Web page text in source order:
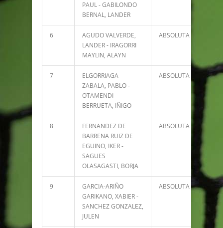
PAUL - GABILONDO
BERNAL, LANDER
6
AGUDO VALVERDE,
LANDER - IRAGORRI
MAYLIN, ALAYN
ABSOLUTA
7
ELGORRIAGA
ZABALA, PABLO -
OTAMENDI
BERRUETA, IÑIGO
ABSOLUTA
8
FERNANDEZ DE
BARRENA RUIZ DE
EGUINO, IKER -
SAGUES
OLASAGASTI, BORJA
ABSOLUTA
9
GARCIA-ARIÑO
GARIKANO, XABIER -
SANCHEZ GONZALEZ,
JULEN
ABSOLUTA